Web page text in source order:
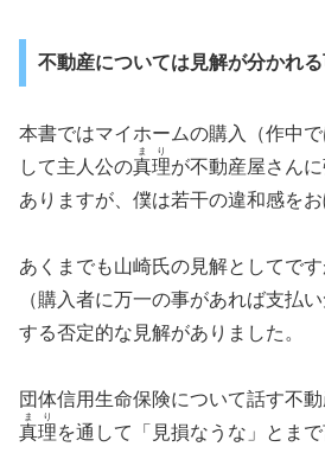
不動産については見解が分かれ
本書ではマイホームの購入（作中
して主人公の真理
まり
が不動産屋さん
ありますが、僕は若干の違和感をお
あくまでも山崎氏の見解としてで
（購入者に万一の事があれば支払
する否定的な見解がありました。
団体信用生命保険について話す不
真理
まり
を通して「見損なうな」とま